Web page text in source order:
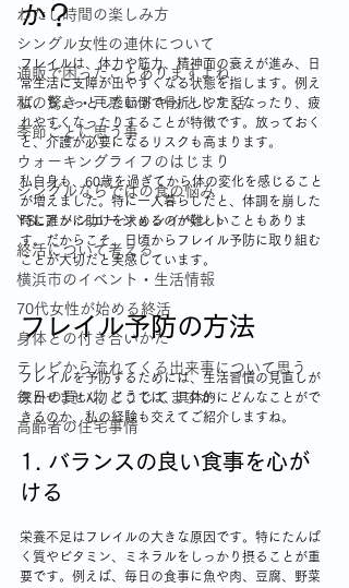
わたし時間の楽しみ方
シングル女性の連休について
通販で困ったことありますよね
私の驚き・戸惑いドキッとした話
季節ごとに思う事
ウォーキングライフのはじまり
シングルならではの食の悩み
YSLアソシエーションイベント
終活について考える
横浜市のイベント・生活情報
70代女性が始める終活
身体との付き合いかた
テレビから流れてくる出来事について思う
毎日の買い物どうしてますか
高齢者の住宅事情
か？
フレイルは、体力や筋力、精神面の衰えが進み、日
常生活に支障が出やすくなる状態を指します。例え
ば、ちょっとした転倒で骨折しやすくなったり、疲
れやすくなったりすることが特徴です。放っておく
と、介護が必要になるリスクも高まります。
私自身も、60歳を過ぎてから体の変化を感じること
が増えました。特に一人暮らしだと、体調を崩した
時に誰かに助けを求めるのが難しいこともありま
す。だからこそ、日頃からフレイル予防に取り組む
ことが大切だと実感しています。
フレイル予防の方法
フレイルを予防するためには、生活習慣の見直しが
欠かせません。ここでは、具体的にどんなことがで
きるのか、私の経験も交えてご紹介しますね。
1. バランスの良い食事を心が
ける
栄養不足はフレイルの大きな原因です。特にたんぱ
く質やビタミン、ミネラルをしっかり摂ることが重
要です。例えば、毎日の食事に魚や肉、豆腐、野菜